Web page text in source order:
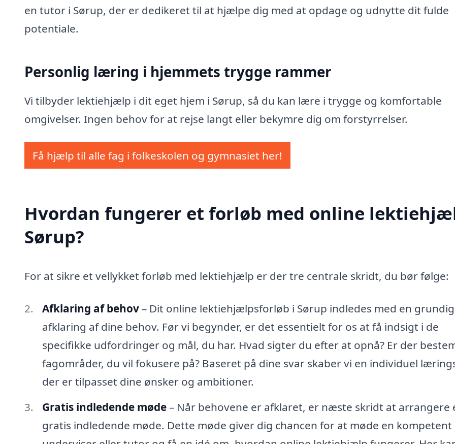
en tutor i Sørup, der er dedikeret til at hjælpe dig med at opdage og udnytte dit fulde
potentiale.
Personlig læring i hjemmets trygge rammer
Vi tilbyder lektiehjælp i dit eget hjem i Sørup, så du kan lære i trygge og komfortable
omgivelser. Ingen behov for at rejse langt eller bekymre dig om forstyrrelser.
Få hjælp til alle fag i folkeskolen og gymnasiet her!
Hvordan fungerer et forløb med online
Sørup?
For at sikre et vellykket forløb med lektiehjælp er der tre centrale skridt, du bør følge:
Afklaring af behov– Dit online lektiehjælpsforløb i Sørup indledes med en grundig
afklaring af dine behov. Før vi begynder, er det essentielt for os at få indsigt i de
specifikke udfordringer og mål, du har. Hvad sigter du efter at opnå? Er der
fagområder, du vil fokusere på? Baseret på dine svar skaber vi en individuel
der er tilpasset dine ønsker og ambitioner.
Gratis indledende møde– Når behovene er afklaret, er næste skridt at arrangere
gratis indledende møde. Dette møde giver dig chancen for at møde en kompetent